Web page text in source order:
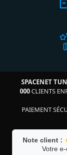
SPACENET
000CLIENTS
PAIEMENT
Note client :
Votre